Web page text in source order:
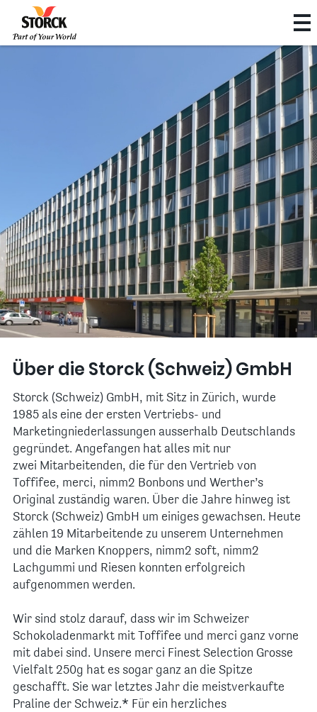
Über die Storck (Schweiz) GmbH
Storck (Schweiz) GmbH, mit Sitz in Zürich, wurde
1985 als eine der ersten Vertriebs- und
Marketingniederlassungen ausserhalb Deutschlands
gegründet. Angefangen hat alles mit nur
zwei Mitarbeitenden, die für den Vertrieb von
Toffifee, merci, nimm2 Bonbons und Werther’s
Original zuständig waren. Über die Jahre hinweg ist
Storck (Schweiz) GmbH um einiges gewachsen. Heute
zählen 19 Mitarbeitende zu unserem Unternehmen
und die Marken Knoppers, nimm2 soft, nimm2
Lachgummi und Riesen konnten erfolgreich
aufgenommen werden.
Wir sind stolz darauf, dass wir im Schweizer
Schokoladenmarkt mit Toffifee und merci ganz vorne
mit dabei sind. Unsere merci Finest Selection Grosse
Vielfalt 250g hat es sogar ganz an die Spitze
geschafft. Sie war letztes Jahr die meistverkaufte
Praline der Schweiz.* Für ein herzliches